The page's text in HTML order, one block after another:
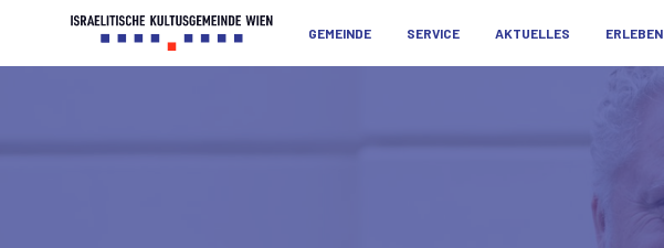
GEMEINDE SERVICE AKTUELLES ERLEBEN